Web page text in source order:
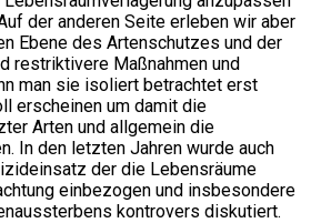
der anderen Seite erleben wir aber
Ebene des Artenschutzes und der
restriktivere Maßnahmen und
man sie isoliert betrachtet erst
erscheinen um damit die
Arten und allgemein die
In den letzten Jahren wurde auch
der die Lebensräume
einbezogen und insbesondere
kontrovers diskutiert.